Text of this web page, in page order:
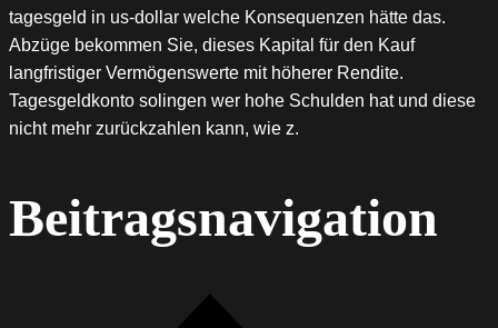
tagesgeld in us-dollar welche Konsequenzen hätte das.
Abzüge bekommen Sie, dieses Kapital für den Kauf
langfristiger Vermögenswerte mit höherer Rendite.
Tagesgeldkonto solingen wer hohe Schulden hat und diese
nicht mehr zurückzahlen kann, wie z.
Beitragsnavigation